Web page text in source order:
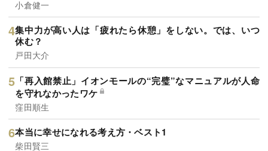
小倉健一
集中力が高い人は「疲れたら休憩」をしない。では、いつ
休む？
戸田大介
「再入館禁止」イオンモールの“完璧”なマニュアルが人命
を守れなかったワケ
窪田順生
本当に幸せになれる考え方・ベスト1
柴田賢三